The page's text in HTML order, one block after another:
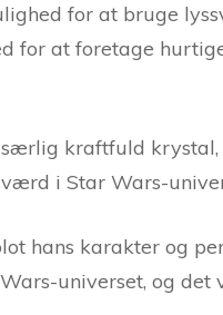
for at bruge
for at foretage
kraftfuld
i Star Wars-
hans karakter og
universet, og